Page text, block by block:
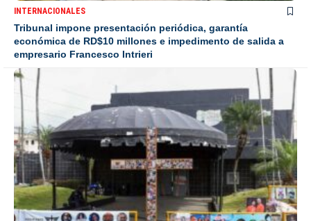
INTERNACIONALES
Tribunal impone presentación periódica, garantía
económica de RD$10 millones e impedimento de salida a
empresario Francesco Intrieri